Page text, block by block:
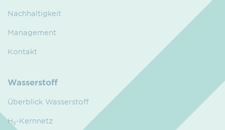
Nachhaltigkeit
Management
Kontakt
Wasserstoff
Überblick Wasserstoff
H₂-Kernnetz